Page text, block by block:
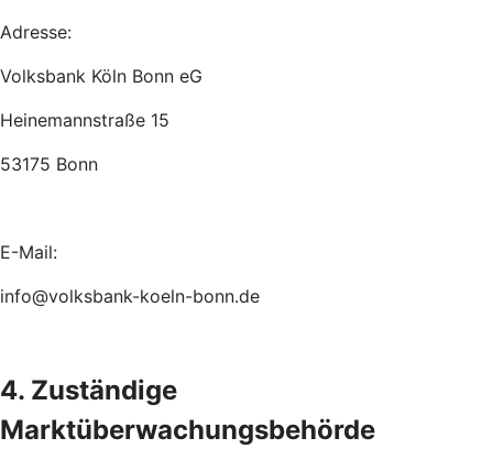
Adresse:
Volksbank Köln Bonn eG
Heinemannstraße 15
53175 Bonn
E-Mail:
info@volksbank-koeln-bonn.de
4. Zuständige
Marktüberwachungsbehörde